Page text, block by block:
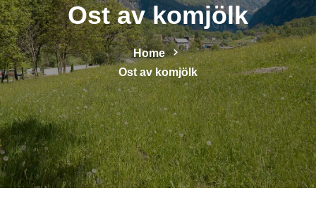
Ost av komjölk
Home
Ost av komjölk